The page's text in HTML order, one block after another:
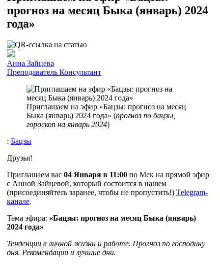
прогноз на месяц Быка (январь) 2024
года»
Анна Зайцева
Преподаватель Консультант
Приглашаем на эфир «Бацзы: прогноз на месяц
Быка (январь) 2024 года» (прогноз по бацзы,
гороскоп на январь 2024)
: Бацзы
Друзья!
Приглашаем вас 04 Января в 11:00 по Мск на прямой эфир
с Анной Зайцевой, который состоится в нашем
(присоединяйтесь заранее, чтобы не пропустить!) Telegram-
канале.
Тема эфира: «Бацзы: прогноз на месяц Быка (январь)
2024 года»
Тенденции в личной жизни и работе. Прогноз по господину
дня. Рекомендации и лучшие дни.